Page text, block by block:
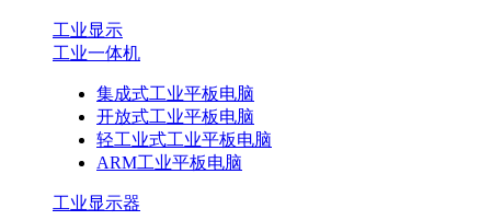
工业显示
工业一体机
集成式工业平板电脑
开放式工业平板电脑
轻工业式工业平板电脑
ARM工业平板电脑
工业显示器